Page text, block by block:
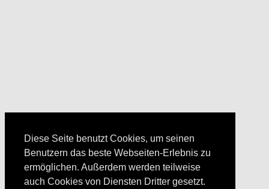
Diese Seite benutzt Cookies, um seinen
Benutzern das beste Webseiten-Erlebnis zu
ermöglichen. Außerdem werden teilweise
auch Cookies von Diensten Dritter gesetzt.